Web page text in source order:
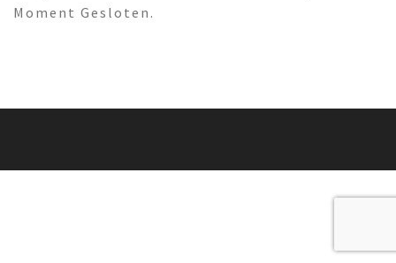
Moment Gesloten.